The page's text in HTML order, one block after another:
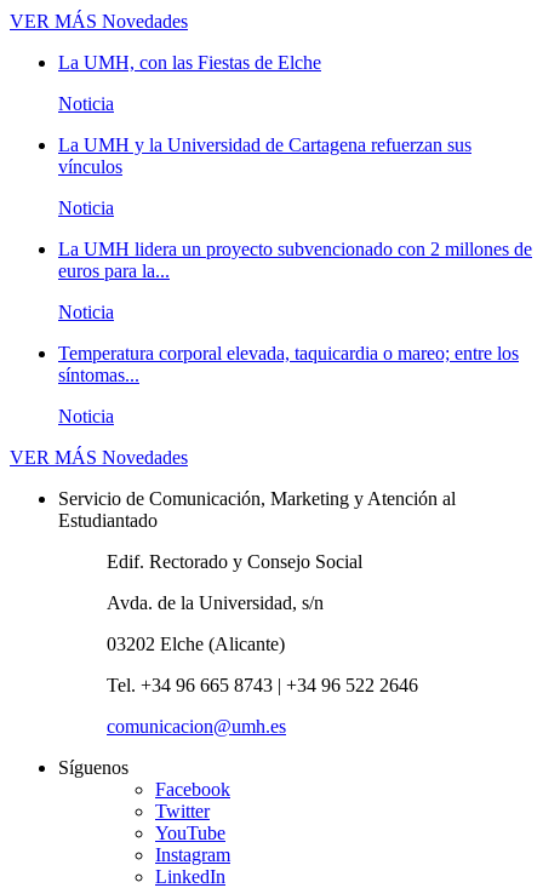
VER MÁS Novedades
La UMH, con las Fiestas de Elche
Noticia
La UMH y la Universidad de Cartagena refuerzan sus
vínculos
Noticia
La UMH lidera un proyecto subvencionado con 2 millones de
euros para la...
Noticia
Temperatura corporal elevada, taquicardia o mareo; entre los
síntomas...
Noticia
VER MÁS Novedades
Servicio de Comunicación, Marketing y Atención al
Estudiantado
Edif. Rectorado y Consejo Social
Avda. de la Universidad, s/n
03202 Elche (Alicante)
Tel. +34 96 665 8743 | +34 96 522 2646
comunicacion@umh.es
Síguenos
Facebook
Twitter
YouTube
Instagram
LinkedIn